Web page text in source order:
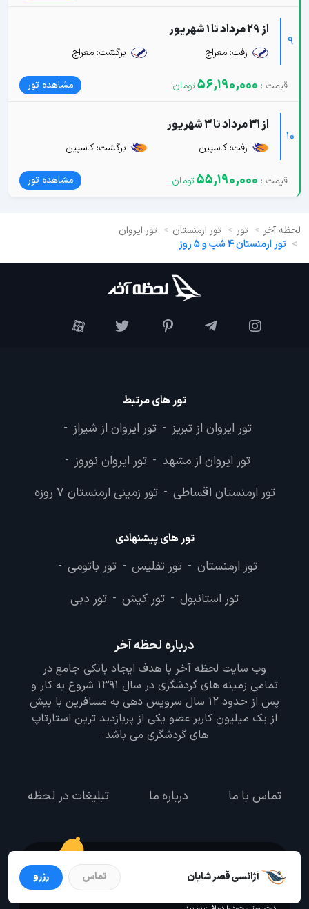
9
از 29 مرداد تا 1 شهریور
رفت: معراج برگشت: معراج
56,190,000 مشاهده تور
10
از 31 مرداد تا 3 شهریور
رفت: کاسپین برگشت: کاسپین
55,190,000 مشاهده تور
آژانسی قصر شایان تماس رزرو
لحظه آخر تور تور ارمنستان
تور ایروان
تور ارمنستان 4 شب و 5 روز
تور های مرتبط
تور ایروان از تبریز - تور ایروان از شیراز -
تور ایروان از مشهد - تور ایروان نوروز -
تور ارمنستان اقساطی - تور زمینی ارمنستان 7 روزه
تور های پیشنهادی
تور ارمنستان - تور تفلیس - تور باتومی -
تور استانبول - تور کیش - تور دبی
درباره لحظه آخر
وب سایت لحظه آخر با هدف ایجاد بانکی جامع در
تمامی زمینه های گردشگری در سال 1391 شروع به کار و
پس از حدود 12 سال سرویس دهی به مسافرین با بیش
از یک میلیون کاربر عضو یکی از پربازدید ترین استارتاپ
های گردشگری می باشد.
تماس با ما درباره ما تبلیغات در لحظه
درخواست سفر خود را در مدت زمان دلخواه ثبت و پیامک بهترین آفر مربوط به تور